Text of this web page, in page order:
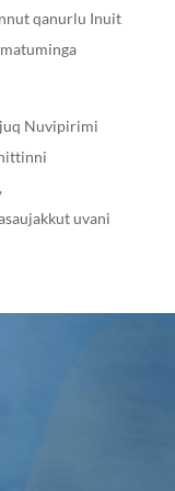
qanurlu Inuit
Nuvipirimi
uvani